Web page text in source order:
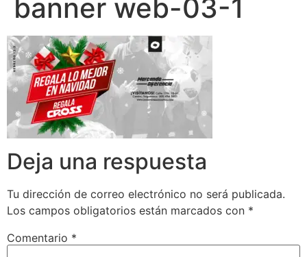
banner web-03-1
Deja una respuesta
Tu dirección de correo electrónico no será publicada.
Los campos obligatorios están marcados con *
Comentario *